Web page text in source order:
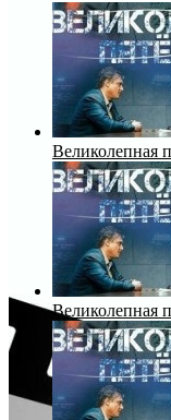
Великолепная
Великолепная